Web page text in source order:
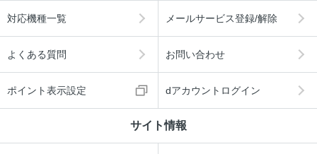
対応機種一覧 メールサービス登録/解除
よくある質問 お問い合わせ
ポイント表示設定 dアカウントログイン
サイト情報